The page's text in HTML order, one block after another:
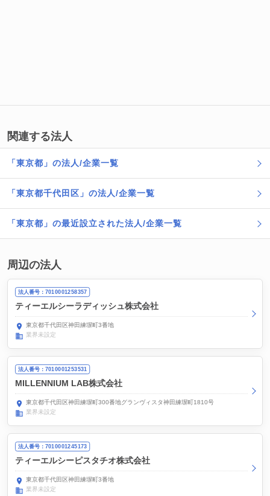
関連する法人
「東京都」の法人/企業一覧
「東京都千代田区」の法人/企業一覧
「東京都」の最近設立された法人/企業一覧
周辺の法人
法人番号：7010001258357
ティーエルシーラディッシュ株式会社
東京都千代田区神田練塀町3番地
業界未設定
法人番号：7010001253531
MILLENNIUM LAB株式会社
東京都千代田区神田練塀町300番地グランヴィスタ神田練塀町1810号
業界未設定
法人番号：7010001245173
ティーエルシーピスタチオ株式会社
東京都千代田区神田練塀町3番地
業界未設定